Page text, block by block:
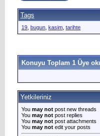
Tags
19 bugun kasim tarihte
Konuyu Toplam 1 Üye
Yetkileriniz
You may not post new threads
You may not post replies
You may not post attachments
You may not edit your posts